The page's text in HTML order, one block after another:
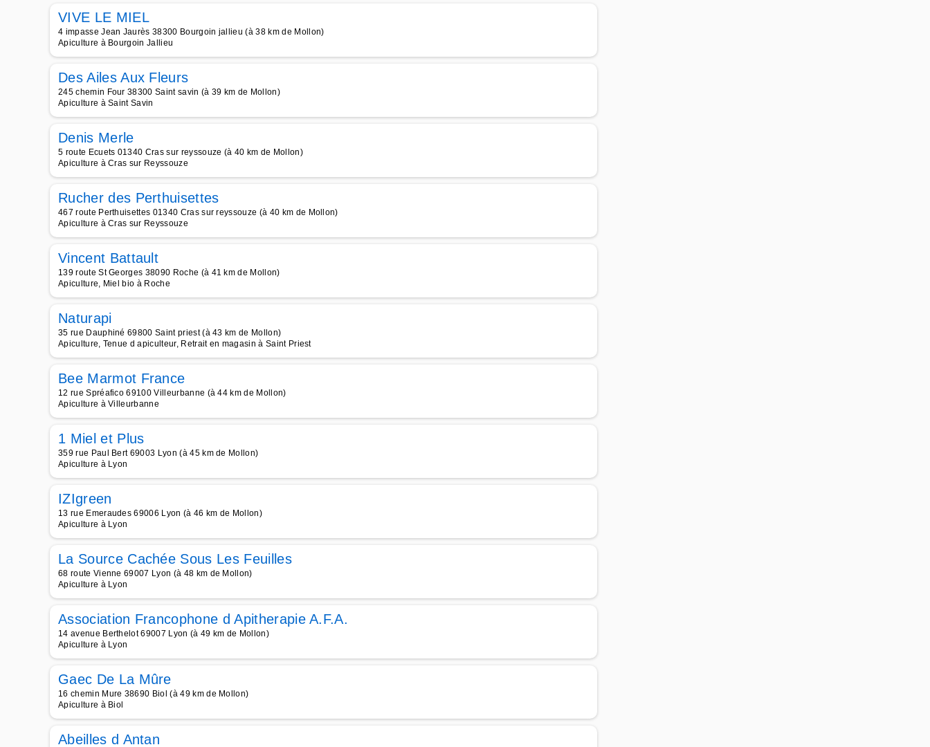
VIVE LE MIEL
4 impasse Jean Jaurès 38300 Bourgoin jallieu (à 38 km de Mollon)
Apiculture à Bourgoin Jallieu
Des Ailes Aux Fleurs
245 chemin Four 38300 Saint savin (à 39 km de Mollon)
Apiculture à Saint Savin
Denis Merle
5 route Ecuets 01340 Cras sur reyssouze (à 40 km de Mollon)
Apiculture à Cras sur Reyssouze
Rucher des Perthuisettes
467 route Perthuisettes 01340 Cras sur reyssouze (à 40 km de Mollon)
Apiculture à Cras sur Reyssouze
Vincent Battault
139 route St Georges 38090 Roche (à 41 km de Mollon)
Apiculture, Miel bio à Roche
Naturapi
35 rue Dauphiné 69800 Saint priest (à 43 km de Mollon)
Apiculture, Tenue d apiculteur, Retrait en magasin à Saint Priest
Bee Marmot France
12 rue Spréafico 69100 Villeurbanne (à 44 km de Mollon)
Apiculture à Villeurbanne
1 Miel et Plus
359 rue Paul Bert 69003 Lyon (à 45 km de Mollon)
Apiculture à Lyon
IZIgreen
13 rue Emeraudes 69006 Lyon (à 46 km de Mollon)
Apiculture à Lyon
La Source Cachée Sous Les Feuilles
68 route Vienne 69007 Lyon (à 48 km de Mollon)
Apiculture à Lyon
Association Francophone d Apitherapie A.F.A.
14 avenue Berthelot 69007 Lyon (à 49 km de Mollon)
Apiculture à Lyon
Gaec De La Mûre
16 chemin Mure 38690 Biol (à 49 km de Mollon)
Apiculture à Biol
Abeilles d Antan